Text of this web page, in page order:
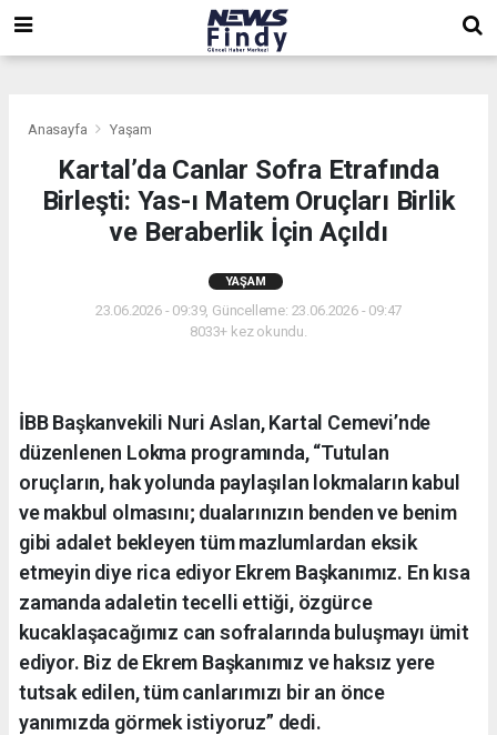
Anasayfa Yaşam
Kartal’da Canlar Sofra Etrafında
Birleşti: Yas-ı Matem Oruçları Birlik
ve Beraberlik İçin Açıldı
YAŞAM
23.06.2026 - 09:39, Güncelleme: 23.06.2026 - 09:47
8033+ kez okundu.
İBB Başkanvekili Nuri Aslan, Kartal Cemevi’nde
düzenlenen Lokma programında, “Tutulan
oruçların, hak yolunda paylaşılan lokmaların kabul
ve makbul olmasını; dualarınızın benden ve benim
gibi adalet bekleyen tüm mazlumlardan eksik
etmeyin diye rica ediyor Ekrem Başkanımız. En kısa
zamanda adaletin tecelli ettiği, özgürce
kucaklaşacağımız can sofralarında buluşmayı ümit
ediyor. Biz de Ekrem Başkanımız ve haksız yere
tutsak edilen, tüm canlarımızı bir an önce
yanımızda görmek istiyoruz” dedi.